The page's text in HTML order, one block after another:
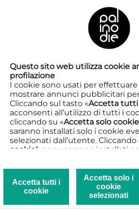
Questo sito web utilizza cookie
profilazione
I cookie sono usati per
mostrare annunci pubblicitari
Cliccando sul tasto «Accetta tutti
acconsenti all’utilizzo di tutti i
cliccando su «Accetta solo
saranno installati solo i cookie
selezionati dall’utente. Cliccando
cookie”, non verranno installati
dettaglio i singoli cookie e le
installano i cookie tramite il
Clicca qui per visualizzare la
Accetta tutti i
cookie
Accetta solo i
cookie
selezionati
Spettacoli
Decolonizzazione del
femminile, libertà. I nostri
sono un’azione concreta
trasformazione.
originali che si
futuro. La creazione
rappresenta lo spazio di
più profonda del fare
Palinodie.